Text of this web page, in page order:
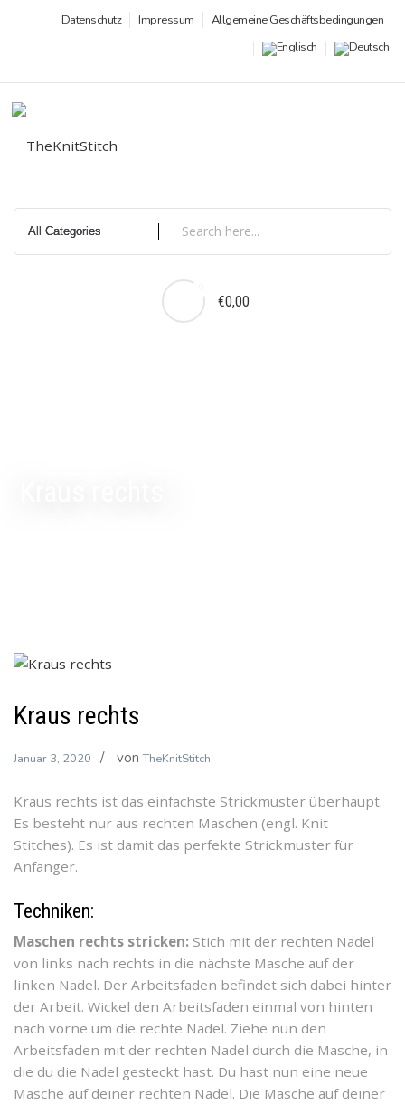
Datenschutz Impressum Allgemeine Geschäftsbedingungen
€0,00
Kraus rechts
Januar 3, 2020 vonTheKnitStitch
Kraus rechts ist das einfachste Strickmuster überhaupt.
Es besteht nur aus rechten Maschen (engl. Knit
Stitches). Es ist damit das perfekte Strickmuster für
Anfänger.
Techniken:
Maschen rechts stricken: Stich mit der rechten Nadel
von links nach rechts in die nächste Masche auf der
linken Nadel. Der Arbeitsfaden befindet sich dabei hinter
der Arbeit. Wickel den Arbeitsfaden einmal von hinten
nach vorne um die rechte Nadel. Ziehe nun den
Arbeitsfaden mit der rechten Nadel durch die Masche, in
die du die Nadel gesteckt hast. Du hast nun eine neue
Masche auf deiner rechten Nadel. Die Masche auf deiner